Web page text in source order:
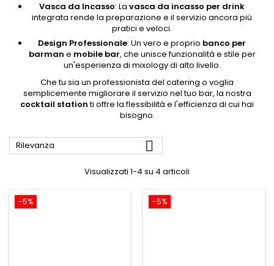
Vasca da Incasso: La vasca da incasso per drink
integrata rende la preparazione e il servizio ancora più
pratici e veloci.
Design Professionale: Un vero e proprio banco per
barman e mobile bar, che unisce funzionalità e stile per
un'esperienza di mixology di alto livello.
Che tu sia un professionista del catering o voglia
semplicemente migliorare il servizio nel tuo bar, la nostra
cocktail stationti offre la flessibilità e l'efficienza di cui hai
bisogno.
Rilevanza 
Visualizzati 1-4 su 4 articoli
-5% -5%